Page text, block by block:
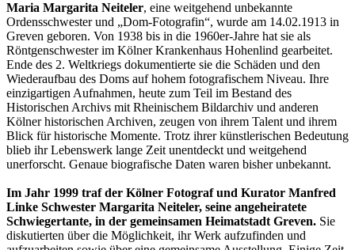
Maria Margarita Neiteler, eine weitgehend unbekannte
Ordensschwester und „Dom-Fotografin“, wurde am 14.02.1913 in
Greven geboren. Von 1938 bis in die 1960er-Jahre hat sie als
Röntgenschwester im Kölner Krankenhaus Hohenlind gearbeitet.
Ende des 2. Weltkriegs dokumentierte sie die Schäden und den
Wiederaufbau des Doms auf hohem fotografischem Niveau. Ihre
einzigartigen Aufnahmen, heute zum Teil im Bestand des
Historischen Archivs mit Rheinischem Bildarchiv und anderen
Kölner historischen Archiven, zeugen von ihrem Talent und ihrem
Blick für historische Momente. Trotz ihrer künstlerischen Bedeutung
blieb ihr Lebenswerk lange Zeit unentdeckt und weitgehend
unerforscht. Genaue biografische Daten waren bisher unbekannt.
Im Jahr 1999 traf der Kölner Fotograf und Kurator Manfred
Linke Schwester Margarita Neiteler, seine angeheiratete
Schwiegertante, in der gemeinsamen Heimatstadt Greven. Sie
diskutierten über die Möglichkeit, ihr Werk aufzufinden und